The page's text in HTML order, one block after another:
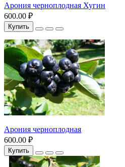
Арония черноплодная Хугин
600.00 ₽
Купить
Арония черноплодная
600.00 ₽
Купить